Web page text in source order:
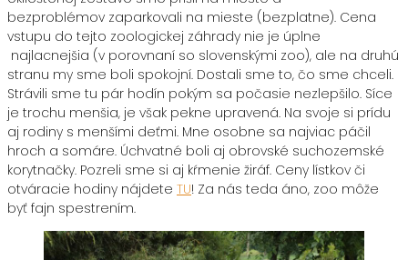
bezproblémov zaparkovali na mieste (bezplatne). Cena
vstupu do tejto zoologickej záhrady nie je úplne
najlacnejšia (v porovnaní so slovenskými zoo), ale na druhú
stranu my sme boli spokojní. Dostali sme to, čo sme chceli.
Strávili sme tu pár hodín pokým sa počasie nezlepšilo. Síce
je trochu menšia, je však pekne upravená. Na svoje si prídu
aj rodiny s menšími deťmi. Mne osobne sa najviac páčil
hroch a somáre. Úchvatné boli aj obrovské suchozemské
korytnačky. Pozreli sme si aj kŕmenie žiráf. Ceny lístkov či
otváracie hodiny nájdete TU! Za nás teda áno, zoo môže
byť fajn spestrením.